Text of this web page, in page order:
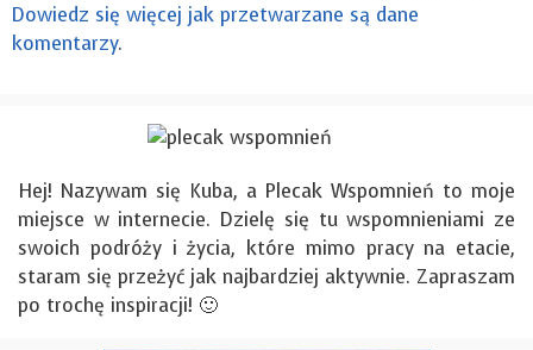
Dowiedz się więcej jak przetwarzane są dane
komentarzy.
Hej! Nazywam się Kuba, a Plecak Wspomnień to moje
miejsce w internecie. Dzielę się tu wspomnieniami ze
swoich podróży i życia, które mimo pracy na etacie,
staram się przeżyć jak najbardziej aktywnie. Zapraszam
po trochę inspiracji! 🙂